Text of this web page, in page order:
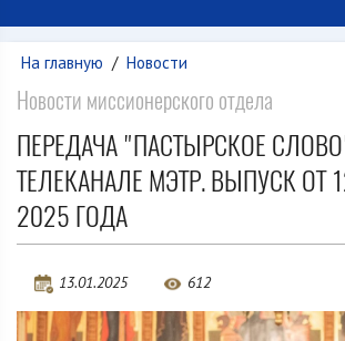
На главную / Новости
Новости миссионерского отдела
ПЕРЕДАЧА "ПАСТЫРСКОЕ
ТЕЛЕКАНАЛЕ МЭТР. ВЫПУСК ОТ
2025 ГОДА
13.01.2025 612